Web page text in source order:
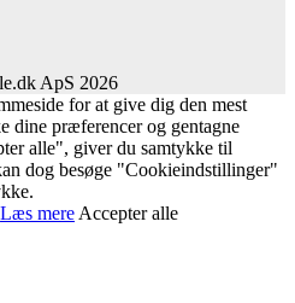
ApS 2026
for at give dig den mest
dine præferencer og gentagne
alle", giver du samtykke til
dog besøge "Cookieindstillinger"
Læs mere Accepter alle